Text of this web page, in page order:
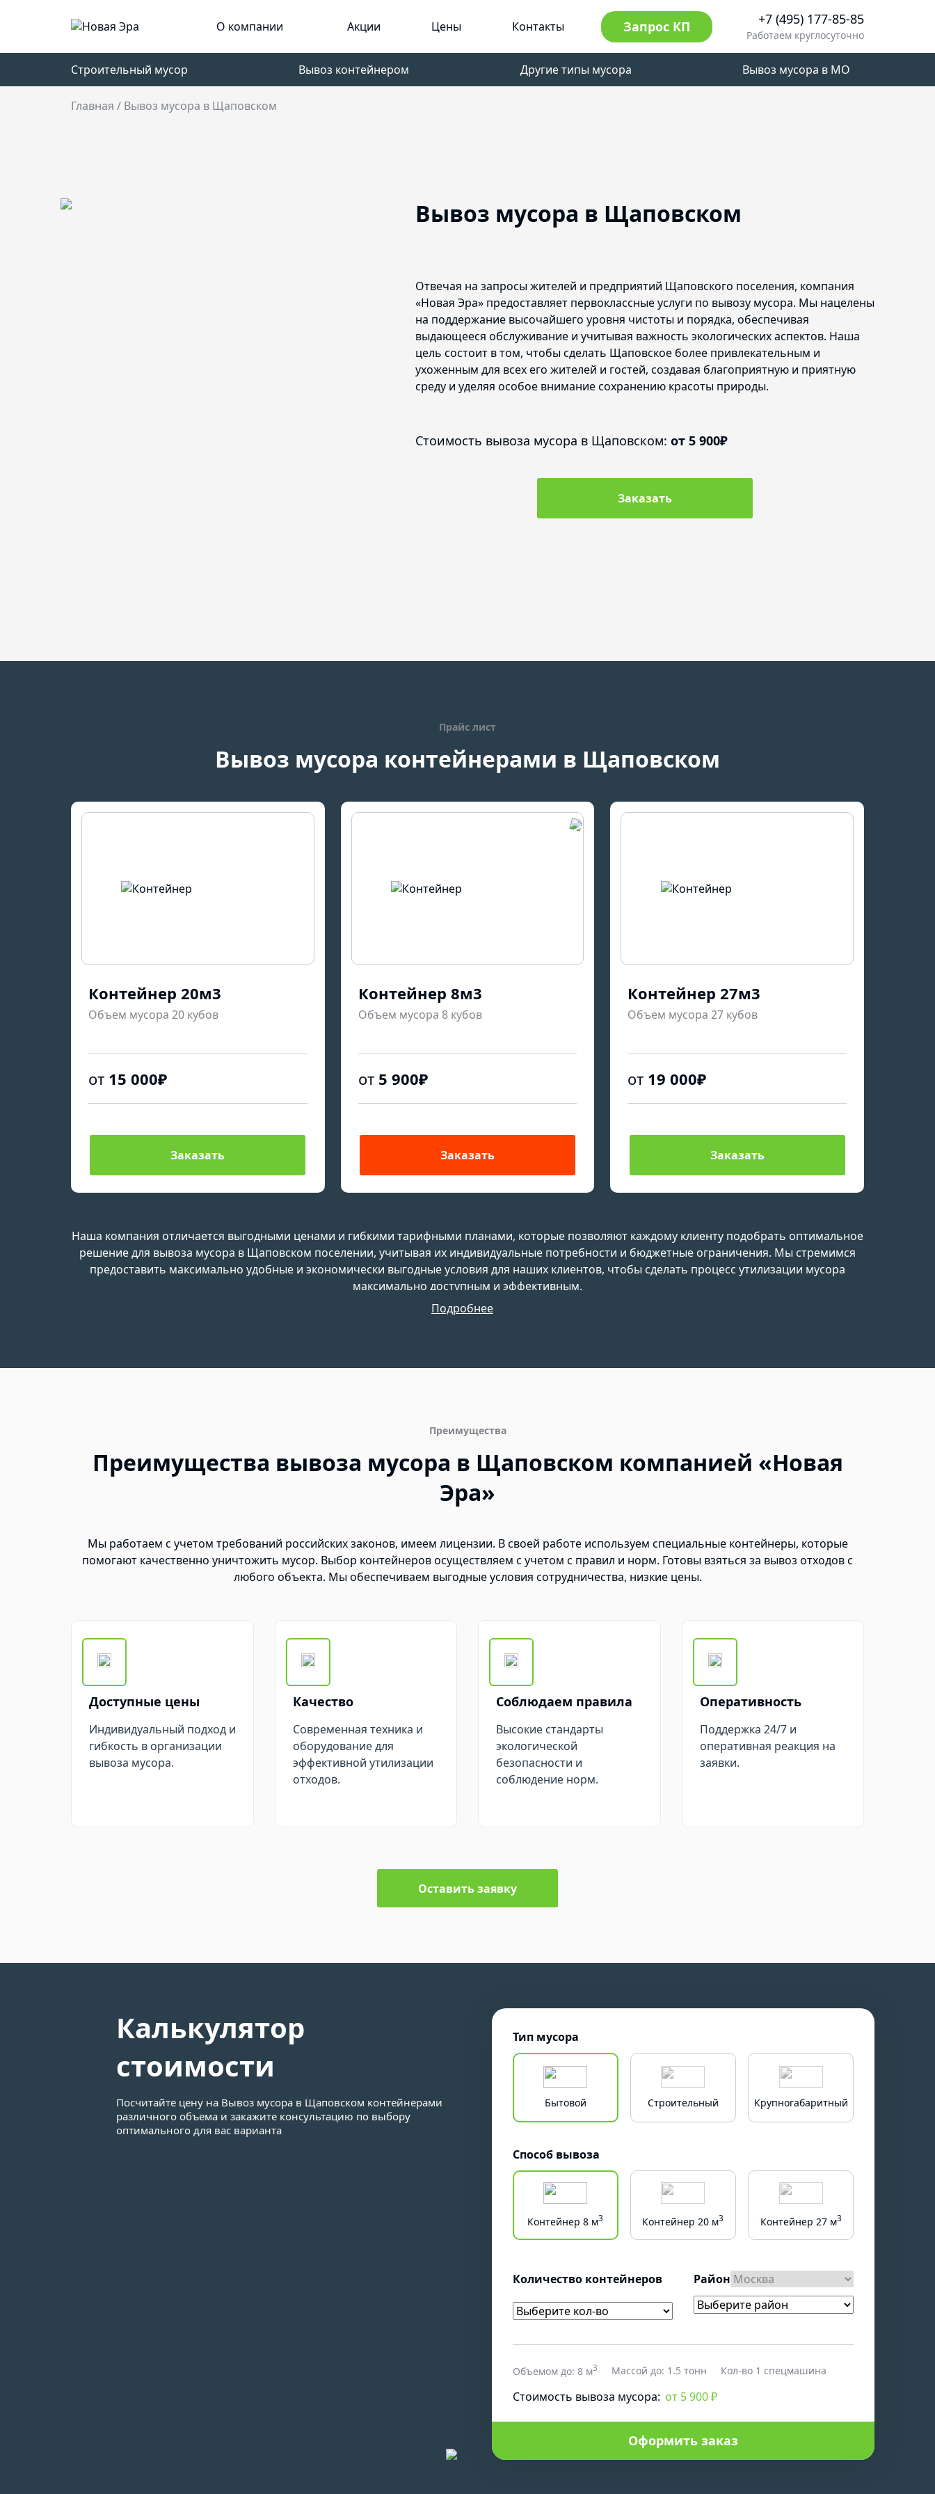
О компании Акции Цены Контакты Запрос КП +7 (495) 177-85-85
Работаем круглосуточно
Строительный мусор Вывоз контейнером Другие типы мусора Вывоз мусора в МО
Главная / Вывоз мусора в Щаповском
Вывоз мусора в Щаповском
Отвечая на запросы жителей и предприятий Щаповского поселения, компания
«Новая Эра» предоставляет первоклассные услуги по вывозу мусора. Мы нацелены
на поддержание высочайшего уровня чистоты и порядка, обеспечивая
выдающееся обслуживание и учитывая важность экологических аспектов. Наша
цель состоит в том, чтобы сделать Щаповское более привлекательным и
ухоженным для всех его жителей и гостей, создавая благоприятную и приятную
среду и уделяя особое внимание сохранению красоты природы.
Стоимость вывоза мусора в Щаповском: от 5 900₽
Заказать
Прайс лист
Вывоз мусора контейнерами в Щаповском
Контейнер 20м3
Объем мусора 20 кубов
от 15 000₽
Заказать
Контейнер 8м3
Объем мусора 8 кубов
от 5 900₽
Заказать
Контейнер 27м3
Объем мусора 27 кубов
от 19 000₽
Заказать
Наша компания отличается выгодными ценами и гибкими тарифными планами, которые позволяют каждому клиенту подобрать оптимальное
решение для вывоза мусора в Щаповском поселении, учитывая их индивидуальные потребности и бюджетные ограничения. Мы стремимся
предоставить максимально удобные и экономически выгодные условия для наших клиентов, чтобы сделать процесс утилизации мусора
максимально доступным и эффективным.
Подробнее
Преимущества
Преимущества вывоза мусора в Щаповском компанией «Новая
Эра»
Мы работаем с учетом требований российских законов, имеем лицензии. В своей работе используем специальные контейнеры, которые
помогают качественно уничтожить мусор. Выбор контейнеров осуществляем с учетом с правил и норм. Готовы взяться за вывоз отходов с
любого объекта. Мы обеспечиваем выгодные условия сотрудничества, низкие цены.
Доступные цены
Индивидуальный подход и
гибкость в организации
вывоза мусора.
Качество
Современная техника и
оборудование для
эффективной утилизации
отходов.
Соблюдаем правила
Высокие стандарты
экологической
безопасности и
соблюдение норм.
Оперативность
Поддержка 24/7 и
оперативная реакция на
заявки.
Оставить заявку
Калькулятор
стоимости
Посчитайте цену на Вывоз мусора в Щаповском контейнерами
различного объема и закажите консультацию по выбору
оптимального для вас варианта
Тип мусора
Бытовой Строительный Крупногабаритный
Способ вывоза
Контейнер 8 м3 Контейнер 20 м3 Контейнер 27 м3
Количество контейнеров Район
Объемом до: 8 м3 Массой до: 1.5 тонн Кол-во 1 спецмашина
Cтоимость вывоза мусора: от 5 900 ₽
Оформить заказ